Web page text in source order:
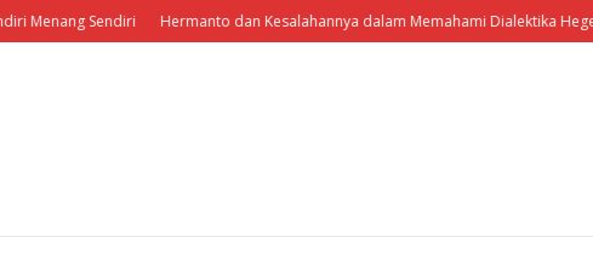
Sendiri Hermanto dan Kesalahannya dalam Memahami Dialektika